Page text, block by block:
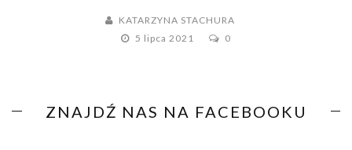
KATARZYNA STACHURA
5 lipca 2021
0
ZNAJDŹ NAS NA FACEBOOKU